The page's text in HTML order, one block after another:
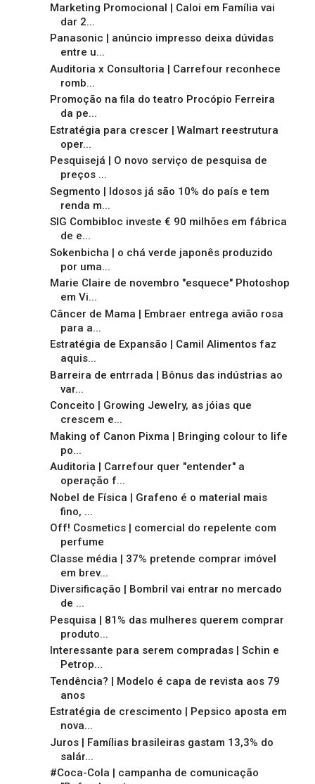
Marketing Promocional | Caloi em Família vai
dar 2...
Panasonic | anúncio impresso deixa dúvidas
entre u...
Auditoria x Consultoria | Carrefour reconhece
romb...
Promoção na fila do teatro Procópio Ferreira
da pe...
Estratégia para crescer | Walmart reestrutura
oper...
Pesquisejá | O novo serviço de pesquisa de
preços ...
Segmento | Idosos já são 10% do país e tem
renda m...
SIG Combibloc investe € 90 milhões em fábrica
de e...
Sokenbicha | o chá verde japonês produzido
por uma...
Marie Claire de novembro "esquece" Photoshop
em Vi...
Câncer de Mama | Embraer entrega avião rosa
para a...
Estratégia de Expansão | Camil Alimentos faz
aquis...
Barreira de entrrada | Bônus das indústrias ao
var...
Conceito | Growing Jewelry, as jóias que
crescem e...
Making of Canon Pixma | Bringing colour to life
po...
Auditoria | Carrefour quer "entender" a
operação f...
Nobel de Física | Grafeno é o material mais
fino, ...
Off! Cosmetics | comercial do repelente com
perfume
Classe média | 37% pretende comprar imóvel
em brev...
Diversificação | Bombril vai entrar no mercado
de ...
Pesquisa | 81% das mulheres querem comprar
produto...
Interessante para serem compradas | Schin e
Petrop...
Tendência? | Modelo é capa de revista aos 79
anos
Estratégia de crescimento | Pepsico aposta em
nova...
Juros | Famílias brasileiras gastam 13,3% do
salár...
#Coca-Cola | campanha de comunicação